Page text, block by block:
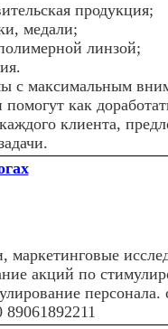
продукция;
медали;
линзой;
с максимальным
как
клиента,
маркетинговые
акций по